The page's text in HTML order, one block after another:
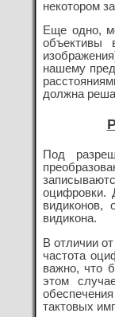
некотором
Еще одно,
объективы
нашему
должна
Под
оцифровки.
видиконов,
видикона.
В отличии
частота
важно, что
этом
тактовых